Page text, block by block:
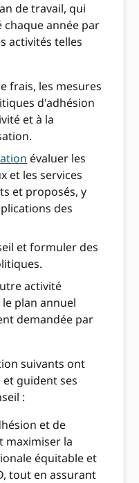
de travail, qui
chaque année par
activités telles
frais, les mesures
d'adhésion
et à la
évaluer les
et les services
et proposés, y
des
et formuler des
activité
plan annuel
demandée par
suivants ont
guident ses
:
et de
maximiser la
équitable et
tout en assurant